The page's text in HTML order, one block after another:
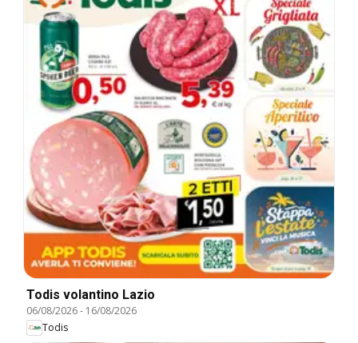
Todis volantino Lazio
06/08/2026- 16/08/2026
Todis